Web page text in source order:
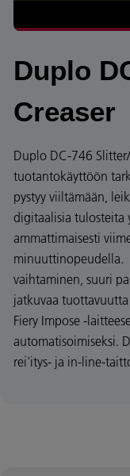
Duplo
Creaser
Duplo DC-746
tuotantokäyttöön
pystyy viiltämään,
digitaalisia tulosteita
ammattimaisesti
minuuttinopeudella.
vaihtaminen, suuri
jatkuvaa
Fiery Impose -
automatisoimiseksi.
rei'itys- ja in-line-